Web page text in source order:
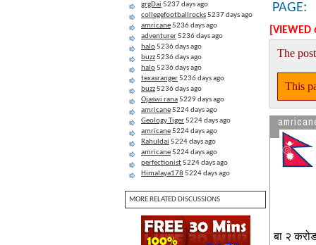
grgDai 5237 days ago
collegefootballrocks5237 days ago
amricane5236 days ago
adventurer5236 days ago
halo5236 days ago
buzz5236 days ago
halo5236 days ago
texasranger5236 days ago
buzz5236 days ago
Ojaswi rana5229 days ago
amricane5224 days ago
Geology Tiger5224 days ago
amricane5224 days ago
Rahuldai 5224 days ago
amricane5224 days ago
perfectionist5224 days ago
Himalaya178 5224 days ago
MORE RELATED DISCUSSIONS
PAGE:
[VIEWED
The
This
बा २